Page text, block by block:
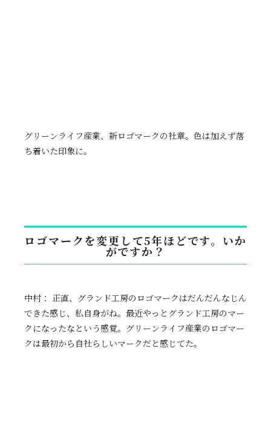
グリーンライフ産業、新ロゴマークの社章。色は加えず落
ち着いた印象に。
ロゴマークを変更して5年ほどです。いか
がですか？
中村： 正直、グランド工房のロゴマークはだんだんなじん
できた感じ、私自身がね。最近やっとグランド工房のマー
クになったなという感覚。グリーンライフ産業のロゴマー
クは最初から自社らしいマークだと感じてた。